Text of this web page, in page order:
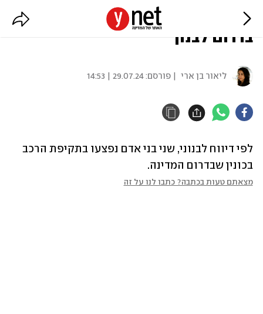
דיווח: 2 פצועים בתקיפת הרכב
בדרום לבנון
ליאור בן ארי | פורסם:29.07.24 | 14:53
בכונין שבדרום המדינה.
מצאתם טעות בכתבה? כתבו לנו על זה